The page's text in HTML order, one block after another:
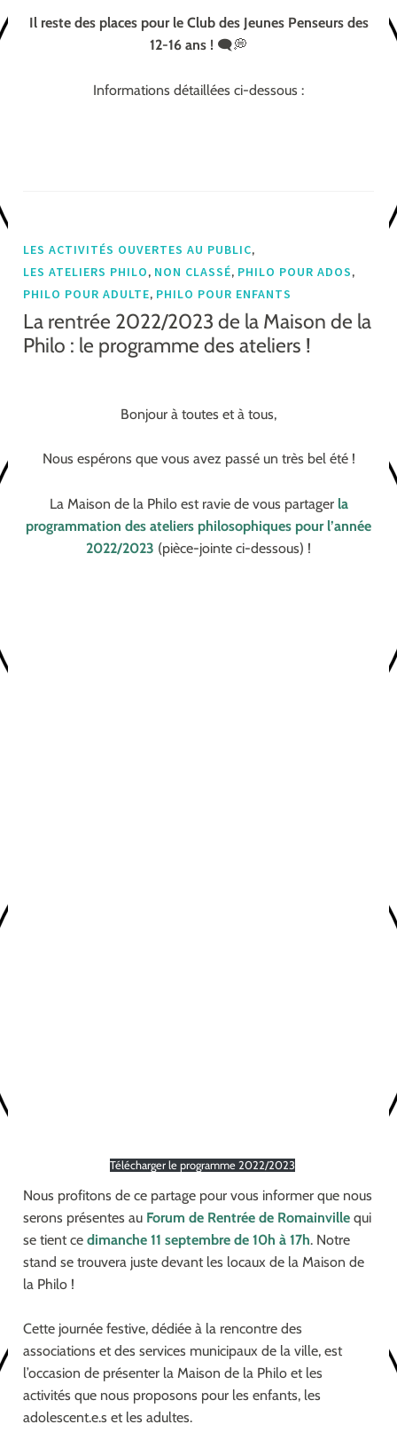
Il reste des places pour le Club des Jeunes Penseurs des
12-16 ans ! 🗨💭
Informations détaillées ci-dessous :
LES ACTIVITÉS OUVERTES AU PUBLIC,
LES ATELIERS PHILO, NON CLASSÉ, PHILO POUR ADOS,
PHILO POUR ADULTE, PHILO POUR ENFANTS
La rentrée 2022/2023 de la Maison de la
Philo : le programme des ateliers !
Bonjour à toutes et à tous,
Nous espérons que vous avez passé un très bel été !
La Maison de la Philo est ravie de vous partager la
programmation des ateliers philosophiques pour l’année
2022/2023 (pièce-jointe ci-dessous) !
Télécharger le programme 2022/2023
Nous profitons de ce partage pour vous informer que nous
serons présentes au Forum de Rentrée de Romainville qui
se tient cedimanche 11 septembre de 10h à 17h. Notre
stand se trouvera juste devant les locaux de la Maison de
la Philo !
Cette journée festive, dédiée à la rencontre des
associations et des services municipaux de la ville, est
l’occasion de présenter la Maison de la Philo et les
activités que nous proposons pour les enfants, les
adolescent.e.s et les adultes.